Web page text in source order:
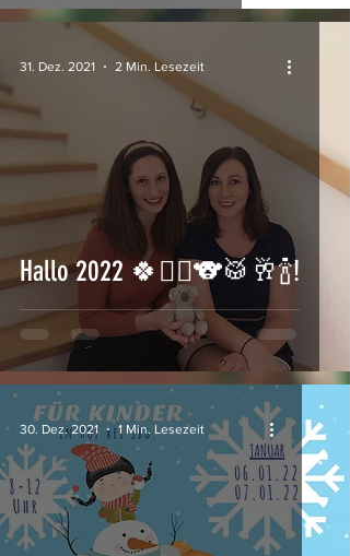
Hallo 2022 🍀🧚‍♂️🐨🥁🥂🍾!
31. Dez. 2021 2 Min. Lesezeit
30. Dez. 2021 1 Min. Lesezeit